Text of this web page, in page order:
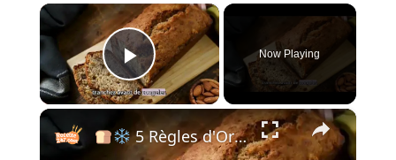
×
Play Video
Now Playing
×
5 Règles d'Or pour Congeler Votre Pain Comme un Pro !